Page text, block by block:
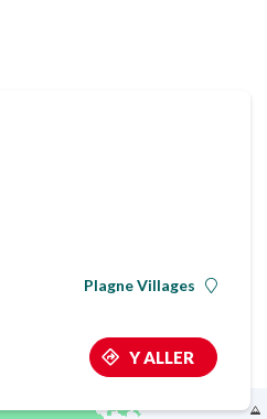
Plagne Villages
Y ALLER